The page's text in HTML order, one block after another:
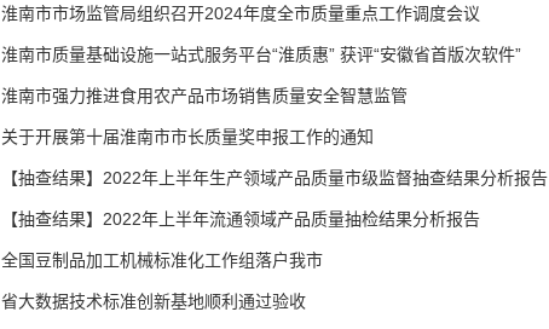
淮南市市场监管局组织召开2024年度全市质量重点工作调度会议
淮南市质量基础设施一站式服务平台“淮质惠” 获评“安徽省首版次软件”
淮南市强力推进食用农产品市场销售质量安全智慧监管
关于开展第十届淮南市市长质量奖申报工作的通知
【抽查结果】2022年上半年生产领域产品质量市级监督抽查结果分析报告
【抽查结果】2022年上半年流通领域产品质量抽检结果分析报告
全国豆制品加工机械标准化工作组落户我市
省大数据技术标准创新基地顺利通过验收